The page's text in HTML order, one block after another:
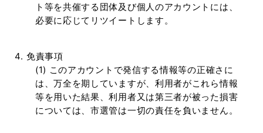
ト等を共催する団体及び個人のアカウントには、
必要に応じてリツイートします。
免責事項
(1) このアカウントで発信する情報等の正確さに
は、万全を期していますが、利用者がこれら情報
等を用いた結果、利用者又は第三者が被った損害
については、市選管は一切の責任を負いません。